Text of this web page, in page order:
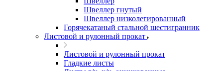
Швеллер гнутый
Швеллер низколегированный
Горячекатаный стальной шестигранник
Листовой и рулонный прокат
Листовой и рулонный прокат
Гладкие листы